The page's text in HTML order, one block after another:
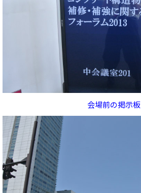
会場前の掲示板